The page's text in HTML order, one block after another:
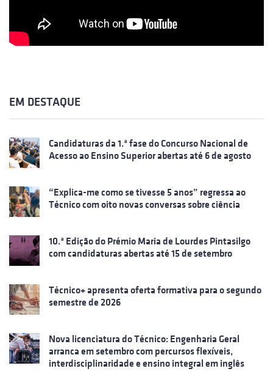
EM DESTAQUE
Candidaturas da 1.ª fase do Concurso Nacional de
Acesso ao Ensino Superior abertas até 6 de agosto
“Explica-me como se tivesse 5 anos” regressa ao
Técnico com oito novas conversas sobre ciência
10.ª Edição do Prémio Maria de Lourdes Pintasilgo
com candidaturas abertas até 15 de setembro
Técnico+ apresenta oferta formativa para o segundo
semestre de 2026
Nova licenciatura do Técnico: Engenharia Geral
arranca em setembro com percursos flexíveis,
interdisciplinaridade e ensino integral em inglês